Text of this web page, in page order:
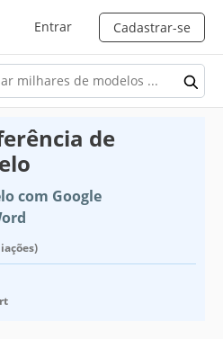
Entrar Cadastrar-se
de
com Google